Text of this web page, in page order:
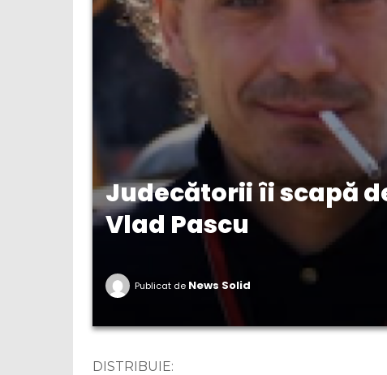
Judecătorii îi scapă
Vlad Pascu
Publicat de News Solid
DISTRIBUIE: